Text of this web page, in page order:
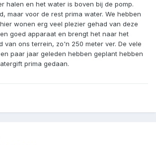
halen en het water is boven bij de pomp.
maar voor de rest prima water. We hebben
wonen erg veel plezier gehad van deze
goed apparaat en brengt het naar het
van ons terrein, zo'n 250 meter ver. De vele
paar jaar geleden hebben geplant hebben
prima gedaan.